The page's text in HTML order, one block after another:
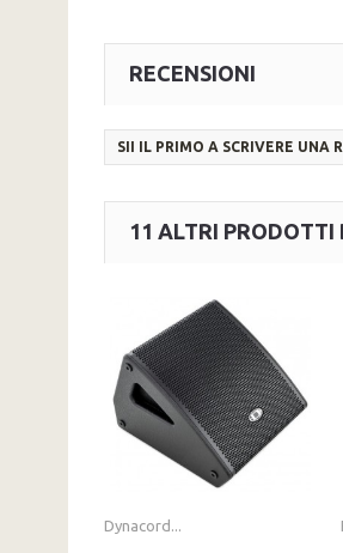
RECENSIONI
SII IL PRIMO A SCRIVERE UNA
11 ALTRI PRODOTTI
Dynacord...